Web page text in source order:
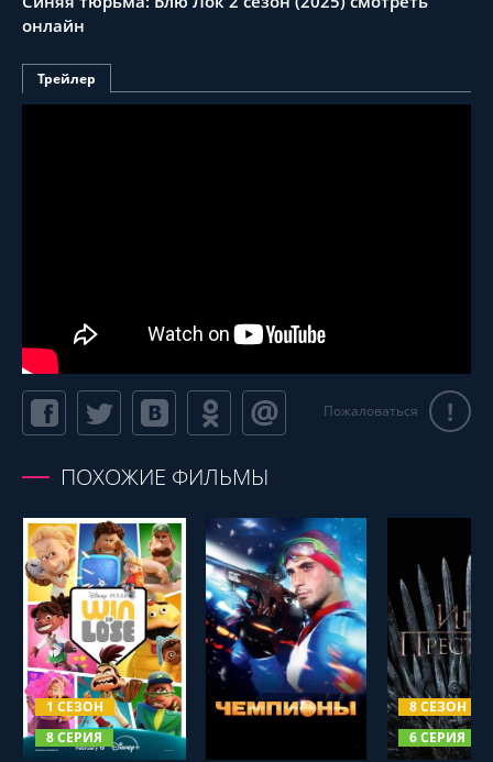
онлайн
Трейлер
Пожаловаться !
ПОХОЖИЕ ФИЛЬМЫ
1 СЕЗОН
8 СЕРИЯ
СМОТРЕТЬ ОНЛАЙН СМОТРЕТЬ ОНЛАЙН
8 СЕЗОН
6 СЕРИЯ
СМОТРЕТЬ